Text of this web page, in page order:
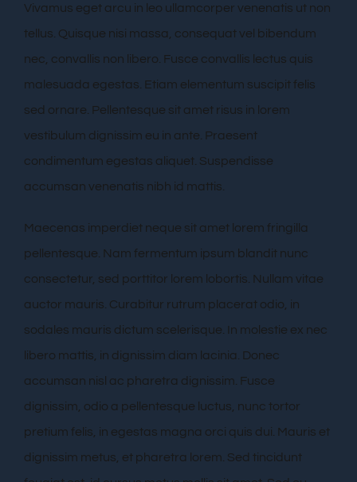
Vivamus eget arcu in leo ullamcorper venenatis ut non
tellus. Quisque nisi massa, consequat vel bibendum
nec, convallis non libero. Fusce convallis lectus quis
malesuada egestas. Etiam elementum suscipit felis
sed ornare. Pellentesque sit amet risus in lorem
vestibulum dignissim eu in ante. Praesent
condimentum egestas aliquet. Suspendisse
accumsan venenatis nibh id mattis.
Maecenas imperdiet neque sit amet lorem fringilla
pellentesque. Nam fermentum ipsum blandit nunc
consectetur, sed porttitor lorem lobortis. Nullam vitae
auctor mauris. Curabitur rutrum placerat odio, in
sodales mauris dictum scelerisque. In molestie ex nec
libero mattis, in dignissim diam lacinia. Donec
accumsan nisl ac pharetra dignissim. Fusce
dignissim, odio a pellentesque luctus, nunc tortor
pretium felis, in egestas magna orci quis dui. Mauris et
dignissim metus, et pharetra lorem. Sed tincidunt